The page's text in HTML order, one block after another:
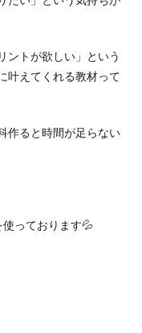
ントが欲しい」という
叶えてくれる教材って
作ると時間が足らない
っております💦